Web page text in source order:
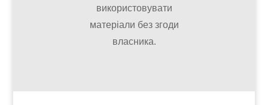
використовувати
матеріали без згоди
власника.